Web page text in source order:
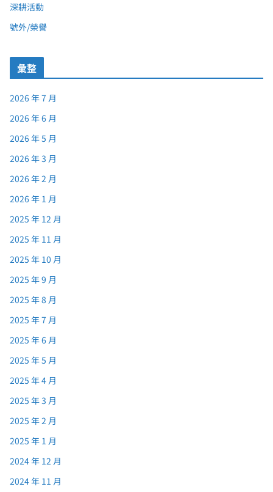
深耕活動
號外/榮譽
彙整
2026 年 7 月
2026 年 6 月
2026 年 5 月
2026 年 3 月
2026 年 2 月
2026 年 1 月
2025 年 12 月
2025 年 11 月
2025 年 10 月
2025 年 9 月
2025 年 8 月
2025 年 7 月
2025 年 6 月
2025 年 5 月
2025 年 4 月
2025 年 3 月
2025 年 2 月
2025 年 1 月
2024 年 12 月
2024 年 11 月